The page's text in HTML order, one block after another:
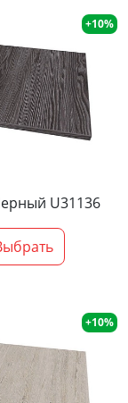
+10%
U31136
+10%